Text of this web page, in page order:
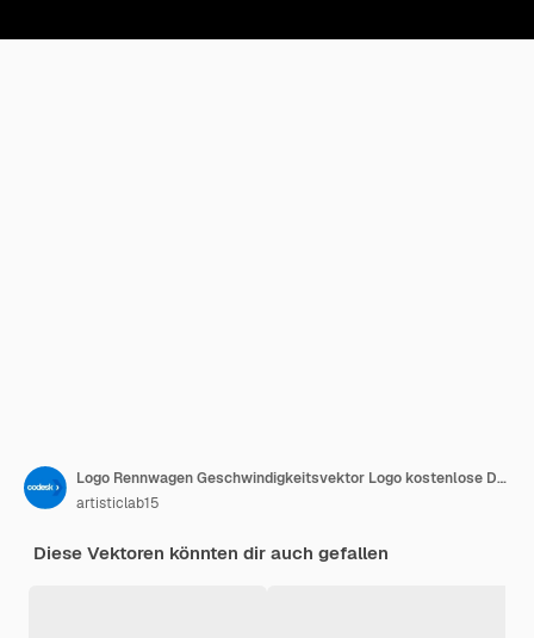
Logo Rennwagen Geschwindigkeitsvektor Logo kostenlose Downloads
artisticlab15
Diese Vektoren könnten dir auch gefallen